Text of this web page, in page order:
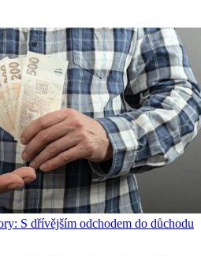
S dřívějším odchodem do důchodu